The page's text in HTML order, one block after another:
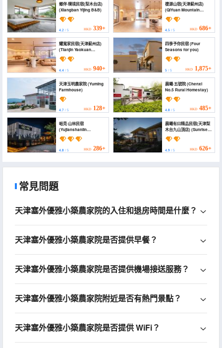
鄉伴·璞境民宿(梨木台店)
(Xiangban Yijing B&B)
4.2 / 5 HKD 339+
棲源山宿(天津薊州店)
(QiYuan Mountain
Suites)
4.5/ 5 HKD 686+
耀寬家民宿(天津薊州店)
(Tianjin Yaokuan
Homestay)
4.4 / 5 HKD 940+
四季予你民宿 (Four
Seasons for you)
5/ 5 HKD 1,875+
天津玉明農家院 (Yuming
Farmhouse)
4.7 / 5 HKD 128+
晨曦·五號院 (Chenxi
No.5 Rural Homestay)
4.8/ 5 HKD 485+
峪見·山林民宿
(Yujianshanlin
Homestay)
4.8 / 5 HKD 286+
晨曦有曰精品民宿(天津梨
木台九山頂店) (Sunrise
Inn)
4.9/ 5 HKD 626+
常見問題
天津塞外優雅小築農家院的入住和退房時間是什麼？
天津塞外優雅小築農家院是否提供早餐？
天津塞外優雅小築農家院是否提供機場接送服務？
天津塞外優雅小築農家院附近是否有熱門景點？
天津塞外優雅小築農家院是否提供 WiFi？